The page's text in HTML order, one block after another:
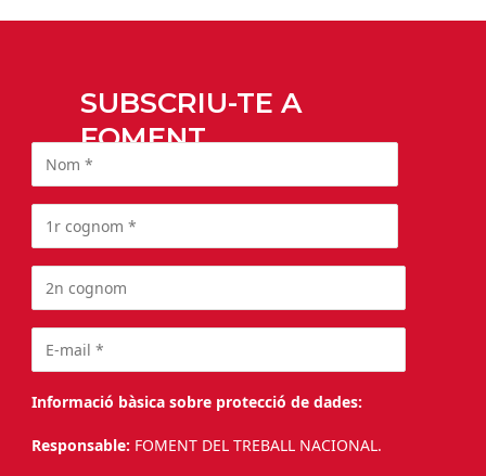
SUBSCRIU-TE A
FOMENT
Informació bàsica sobre protecció de dades:
Responsable: FOMENT DEL TREBALL NACIONAL.